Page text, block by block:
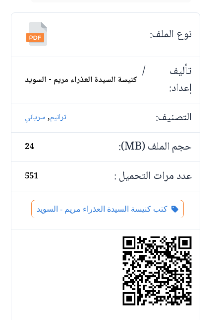
نوع الملف:
تأليف /
إعداد:
كنيسة السيدة العذراء مريم - السويد
التصنيف: ترانيم,سرياني
حجم الملف (MB): 24
عدد مرات التحميل : 551
كتب كنيسة السيدة العذراء مريم - السويد